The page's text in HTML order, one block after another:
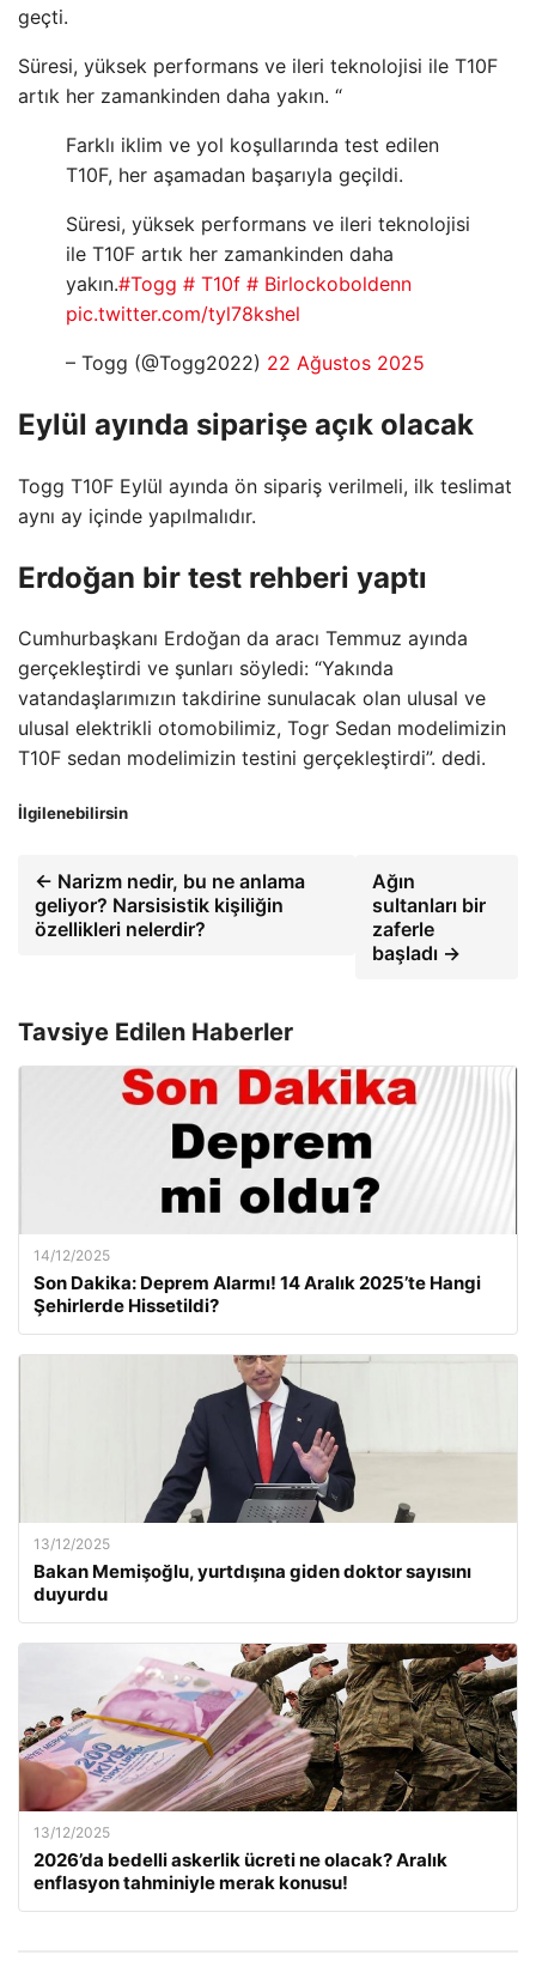
geçti.
Süresi, yüksek performans ve ileri teknolojisi ile T10F
artık her zamankinden daha yakın. “
Farklı iklim ve yol koşullarında test edilen
T10F, her aşamadan başarıyla geçildi.
Süresi, yüksek performans ve ileri teknolojisi
ile T10F artık her zamankinden daha
yakın.#Togg # T10f # Birlockoboldenn
pic.twitter.com/tyl78kshel
– Togg (@Togg2022) 22 Ağustos 2025
Eylül ayında siparişe açık olacak
Togg T10F Eylül ayında ön sipariş verilmeli, ilk teslimat
aynı ay içinde yapılmalıdır.
Erdoğan bir test rehberi yaptı
Cumhurbaşkanı Erdoğan da aracı Temmuz ayında
gerçekleştirdi ve şunları söyledi: “Yakında
vatandaşlarımızın takdirine sunulacak olan ulusal ve
ulusal elektrikli otomobilimiz, Togr Sedan modelimizin
T10F sedan modelimizin testini gerçekleştirdi”. dedi.
İlgilenebilirsin
← Narizm nedir, bu ne anlama
geliyor? Narsisistik kişiliğin
özellikleri nelerdir?
Ağın
sultanları bir
zaferle
başladı →
Tavsiye Edilen Haberler
14/12/2025
Son Dakika: Deprem Alarmı! 14 Aralık 2025’te Hangi
Şehirlerde Hissetildi?
13/12/2025
Bakan Memişoğlu, yurtdışına giden doktor sayısını
duyurdu
13/12/2025
2026’da bedelli askerlik ücreti ne olacak? Aralık
enflasyon tahminiyle merak konusu!